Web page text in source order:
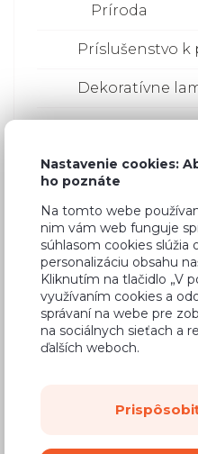
Príroda
Príslušenstvo k
Dekoratívne
Odpadkové
Ostatné
Police
Varenie
Lesklé
Nastavenie cookies:
ho poznáte
Na tomto webe
nim vám web funguje
súhlasom cookies slúžia
personalizáciu obsahu
Kliknutím na tlačidlo „V
využívaním cookies a
správaní na webe pre
na sociálnych sieťach a
ďalších weboch.